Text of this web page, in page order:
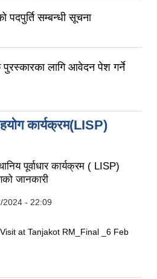
पदपुर्ति सम्बन्धी सूचना
लागि आवेदन पेश गर्ने
कार्यक्रम(LISP)
पूर्वाधार कार्यक्रम ( LISP)
जानकारी
2024 - 22:09
at Tanjakot RM_Final _6 Feb